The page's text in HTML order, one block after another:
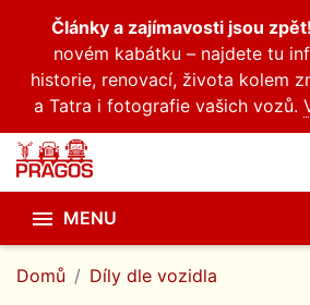
Články a zajímavosti jsou zpět!
novém kabátku – najdete tu
historie, renovací, života kolem
a Tatra i fotografie vašich vozů.
 MENU
Domů Díly dle vozidla